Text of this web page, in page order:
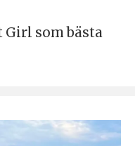
Girl som bästa